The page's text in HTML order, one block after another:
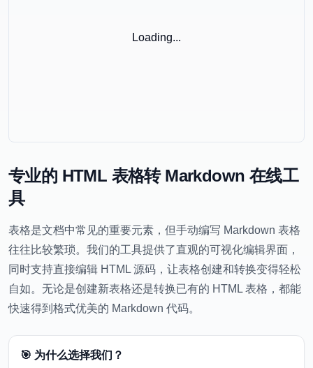
Loading...
专业的 HTML 表格转 Markdown 在线工
具
表格是文档中常见的重要元素，但手动编写 Markdown 表格
往往比较繁琐。我们的工具提供了直观的可视化编辑界面，
同时支持直接编辑 HTML 源码，让表格创建和转换变得轻松
自如。无论是创建新表格还是转换已有的 HTML 表格，都能
快速得到格式优美的 Markdown 代码。
🎯 为什么选择我们？